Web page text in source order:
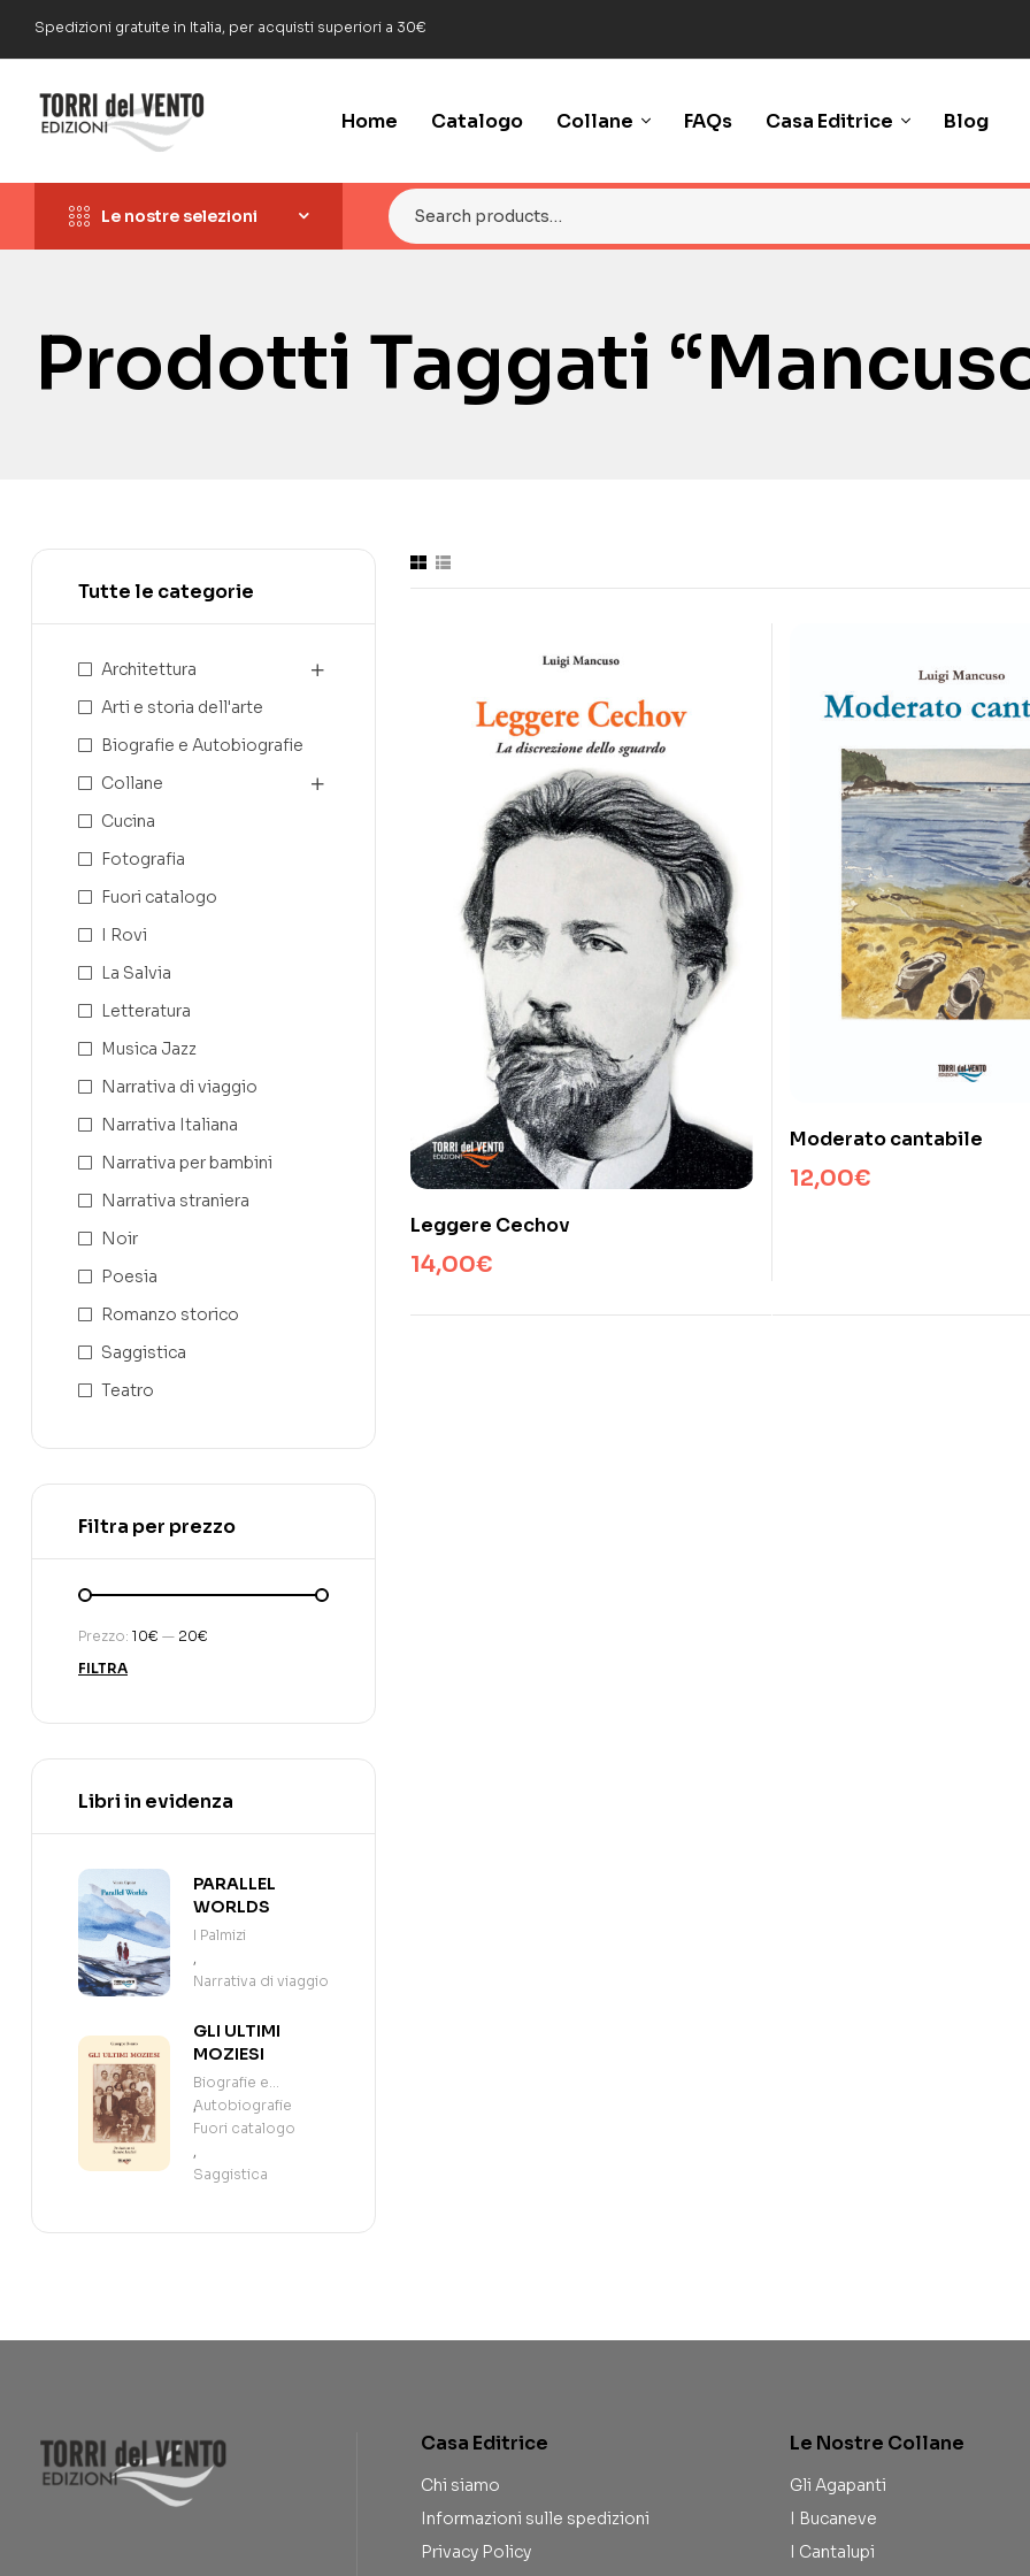
Spedizioni gratuite in Italia, per acquisti superiori a 30€
Home Catalogo Collane FAQs Casa Editrice Blog
Le nostre selezioni
Prodotti Taggati
Leggere Cechov
14,00€
Moderato cantabile
12,00€
Tutte le categorie
Architettura
Arti e storia dell'arte
Biografie e Autobiografie
Collane
Cucina
Fotografia
Fuori catalogo
I Rovi
La Salvia
Letteratura
Musica Jazz
Narrativa di viaggio
Narrativa Italiana
Narrativa per bambini
Narrativa straniera
Noir
Poesia
Romanzo storico
Saggistica
Teatro
Filtra per prezzo
FILTRA
Prezzo: 10€ — 20€
Libri in evidenza
PARALLEL
WORLDS
I Palmizi
,
Narrativa di viaggio
GLI ULTIMI
MOZIESI
Biografie e
Autobiografie
,
Fuori catalogo
,
Saggistica
Casa Editrice
Chi siamo
Informazioni sulle spedizioni
Privacy Policy
Le Nostre Collane
Gli Agapanti
I Bucaneve
I Cantalupi